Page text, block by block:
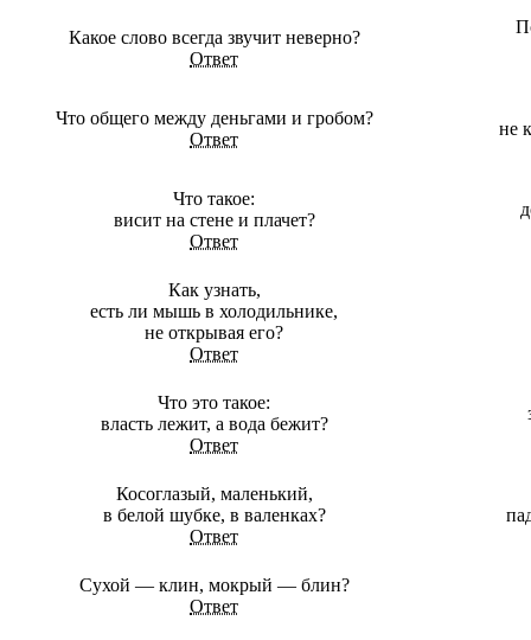
Какое слово всегда звучит неверно?
Ответ
Что общего между деньгами и гробом?
Ответ
не
Что такое:
висит на стене и плачет?
Ответ
Как узнать,
есть ли мышь в холодильнике,
не открывая его?
Ответ
Что это такое:
власть лежит, а вода бежит?
Ответ
Косоглазый, маленький,
в белой шубке, в валенках?
Ответ
Сухой — клин, мокрый — блин?
Ответ